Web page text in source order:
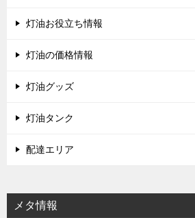
灯油お役立ち情報
灯油の価格情報
灯油グッズ
灯油タンク
配達エリア
メタ情報